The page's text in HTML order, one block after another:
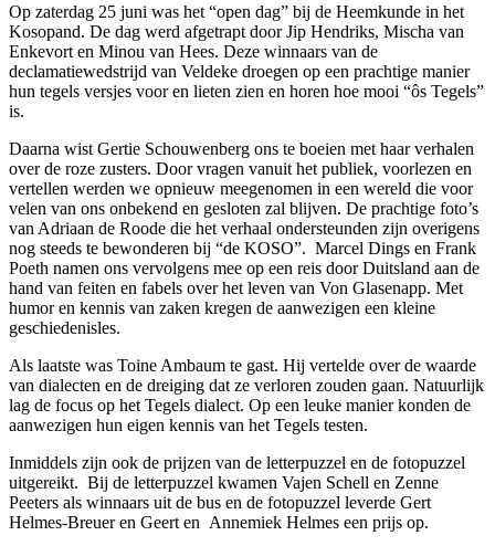
Op zaterdag 25 juni was het “open dag” bij de Heemkunde in het
Kosopand. De dag werd afgetrapt door Jip Hendriks, Mischa van
Enkevort en Minou van Hees. Deze winnaars van de
declamatiewedstrijd van Veldeke droegen op een prachtige manier
hun tegels versjes voor en lieten zien en horen hoe mooi “ôs Tegels”
is.
Daarna wist Gertie Schouwenberg ons te boeien met haar verhalen
over de roze zusters. Door vragen vanuit het publiek, voorlezen en
vertellen werden we opnieuw meegenomen in een wereld die voor
velen van ons onbekend en gesloten zal blijven. De prachtige foto’s
van Adriaan de Roode die het verhaal ondersteunden zijn overigens
nog steeds te bewonderen bij “de KOSO”. Marcel Dings en Frank
Poeth namen ons vervolgens mee op een reis door Duitsland aan de
hand van feiten en fabels over het leven van Von Glasenapp. Met
humor en kennis van zaken kregen de aanwezigen een kleine
geschiedenisles.
Als laatste was Toine Ambaum te gast. Hij vertelde over de waarde
van dialecten en de dreiging dat ze verloren zouden gaan. Natuurlijk
lag de focus op het Tegels dialect. Op een leuke manier konden de
aanwezigen hun eigen kennis van het Tegels testen.
Inmiddels zijn ook de prijzen van de letterpuzzel en de fotopuzzel
uitgereikt. Bij de letterpuzzel kwamen Vajen Schell en Zenne
Peeters als winnaars uit de bus en de fotopuzzel leverde Gert
Helmes-Breuer en Geert en Annemiek Helmes een prijs op.